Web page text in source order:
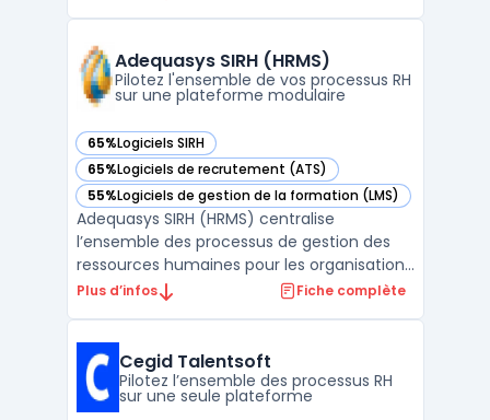
RH et le suivi des relations de travail, afin de
traiter les spécifi ...
Adequasys SIRH (HRMS)
Pilotez l'ensemble de vos processus RH
sur une plateforme modulaire
65%Logiciels SIRH
— voir Adequasys SIRH (HRMS) dans cette catégorie
65%Logiciels de recrutement (ATS)
— voir Adequasys SIRH (HRMS) dans cette catégorie
55%Logiciels de gestion de la formation (LMS)
— voir Adequasys SIRH (HRMS) dans cette catégorie
Adequasys SIRH (HRMS) centralise
l’ensemble des processus de gestion des
ressources humaines pour les organisations
de 100 à 10 000 employés, intégrant
logiciel modulaire est conçu pour faciliter la
gestion des informat ...
Plus d’infos Fiche complète
Cegid Talentsoft
Pilotez l’ensemble des processus RH
sur une seule plateforme